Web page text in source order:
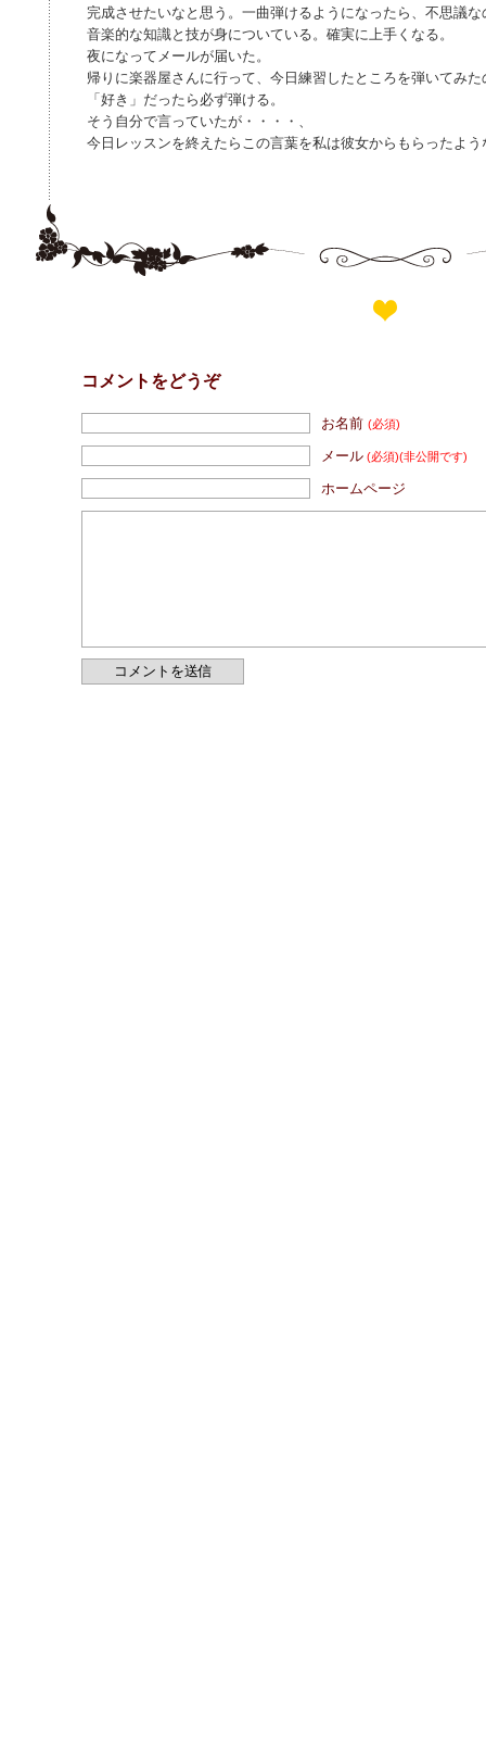
完成させたいなと思う。一曲弾けるようになったら、不思議
音楽的な知識と技が身についている。確実に上手くなる。
夜になってメールが届いた。
帰りに楽器屋さんに行って、今日練習したところを弾いてみ
「好き」だったら必ず弾ける。
そう自分で言っていたが・・・・、
今日レッスンを終えたらこの言葉を私は彼女からもらったよ
コメントをどうぞ
お名前(必須)
メール (必須)(非公開です)
ホームページ